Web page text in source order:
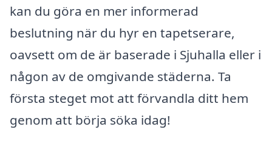
kan du göra en mer informerad
beslutning när du hyr en tapetserare,
oavsett om de är baserade i Sjuhalla eller i
någon av de omgivande städerna. Ta
första steget mot att förvandla ditt hem
genom att börja söka idag!